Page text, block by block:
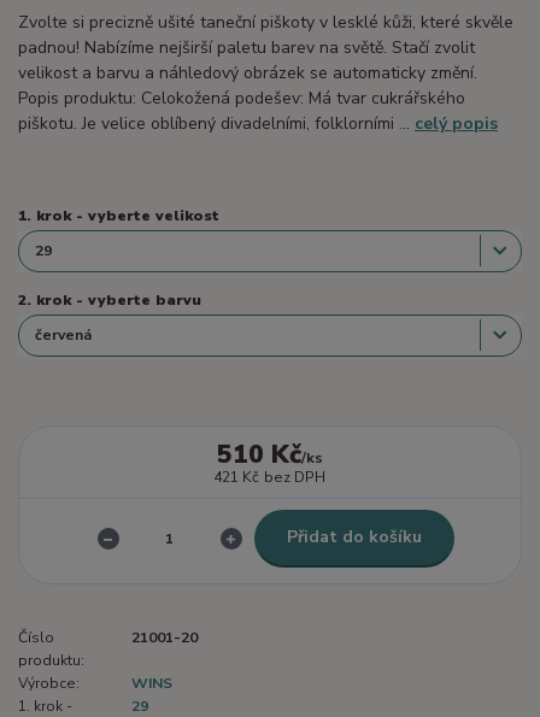
Zvolte si precizně ušité taneční piškoty v lesklé kůži, které skvěle
padnou! Nabízíme nejširší paletu barev na světě. Stačí zvolit
velikost a barvu a náhledový obrázek se automaticky změní.
Popis produktu: Celokožená podešev: Má tvar cukrářského
piškotu. Je velice oblíbený divadelními, folklorními ... celý popis
1. krok - vyberte velikost
2. krok - vyberte barvu
510 Kč/ks
421 Kč bez DPH
Přidat do košíku
Číslo
produktu:
21001-20
Výrobce:
WINS
1. krok -
29